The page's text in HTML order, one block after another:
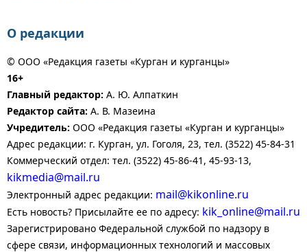
О редакции
© ООО «Редакция газеты «Курган и курганцы»
16+
Главный редактор: А. Ю. Алпаткин
Редактор сайта: А. В. Мазеина
Учредитель: ООО «Редакция газеты «Курган и курганцы»
Адрес редакции: г. Курган, ул. Гоголя, 23, тел. (3522) 45-84-31
Коммерческий отдел: тел. (3522) 45-86-41, 45-93-13,
kikmedia@mail.ru
Электронный адрес редакции: mail@kikonline.ru
Есть новость? Присылайте ее по адресу: kik_online@mail.ru
Зарегистрировано Федеральной службой по надзору в
сфере связи, информационных технологий и массовых